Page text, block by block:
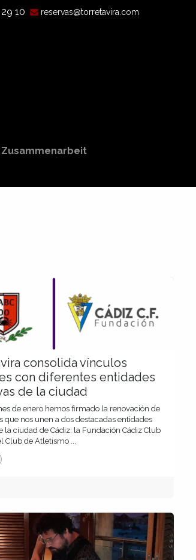
10 reservas@torretavira.com
Zusammenarbeit
consolida vínculos
con diferentes entidades
de la ciudad
de enero hemos firmado la renovación de
que nos unen a dos destacadas entidades
la ciudad de Cádiz: la Fundación Cádiz Club
Club de Atletismo ...